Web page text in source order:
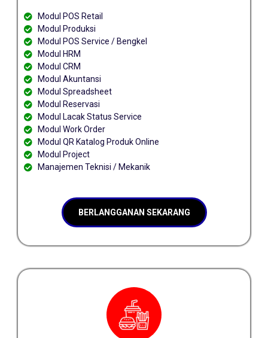
Modul POS Retail
Modul Produksi
Modul POS Service / Bengkel
Modul HRM
Modul CRM
Modul Akuntansi
Modul Spreadsheet
Modul Reservasi
Modul Lacak Status Service
Modul Work Order
Modul QR Katalog Produk Online
Modul Project
Manajemen Teknisi / Mekanik
BERLANGGANAN SEKARANG